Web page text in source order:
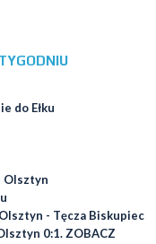
do Ełku
Olsztyn
- Tęcza Biskupiec
0:1. ZOBACZ